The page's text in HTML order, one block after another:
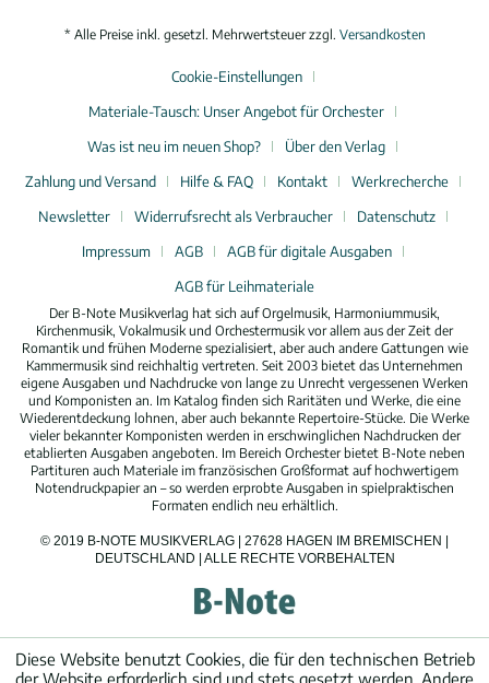
* Alle Preise inkl. gesetzl. Mehrwertsteuer zzgl. Versandkosten
Cookie-Einstellungen
Materiale-Tausch: Unser Angebot für Orchester
Was ist neu im neuen Shop?
Über den Verlag
Zahlung und Versand
Hilfe & FAQ Kontakt
Werkrecherche
Newsletter
Widerrufsrecht als Verbraucher
Datenschutz
Impressum
AGB
AGB für digitale Ausgaben
AGB für Leihmateriale
Der B-Note Musikverlag hat sich auf Orgelmusik, Harmoniummusik,
Kirchenmusik, Vokalmusik und Orchestermusik vor allem aus der Zeit der
Romantik und frühen Moderne spezialisiert, aber auch andere Gattungen wie
Kammermusik sind reichhaltig vertreten. Seit 2003 bietet das Unternehmen
eigene Ausgaben und Nachdrucke von lange zu Unrecht vergessenen Werken
und Komponisten an. Im Katalog finden sich Raritäten und Werke, die eine
Wiederentdeckung lohnen, aber auch bekannte Repertoire-Stücke. Die Werke
vieler bekannter Komponisten werden in erschwinglichen Nachdrucken der
etablierten Ausgaben angeboten. Im Bereich Orchester bietet B-Note neben
Partituren auch Materiale im französischen Großformat auf hochwertigem
Notendruckpapier an – so werden erprobte Ausgaben in spielpraktischen
Formaten endlich neu erhältlich.
© 2019 B-NOTE MUSIKVERLAG | 27628 HAGEN IM BREMISCHEN |
DEUTSCHLAND | ALLE RECHTE VORBEHALTEN
Diese Website benutzt Cookies, die für den technischen Betrieb
der Website erforderlich sind und stets gesetzt werden. Andere